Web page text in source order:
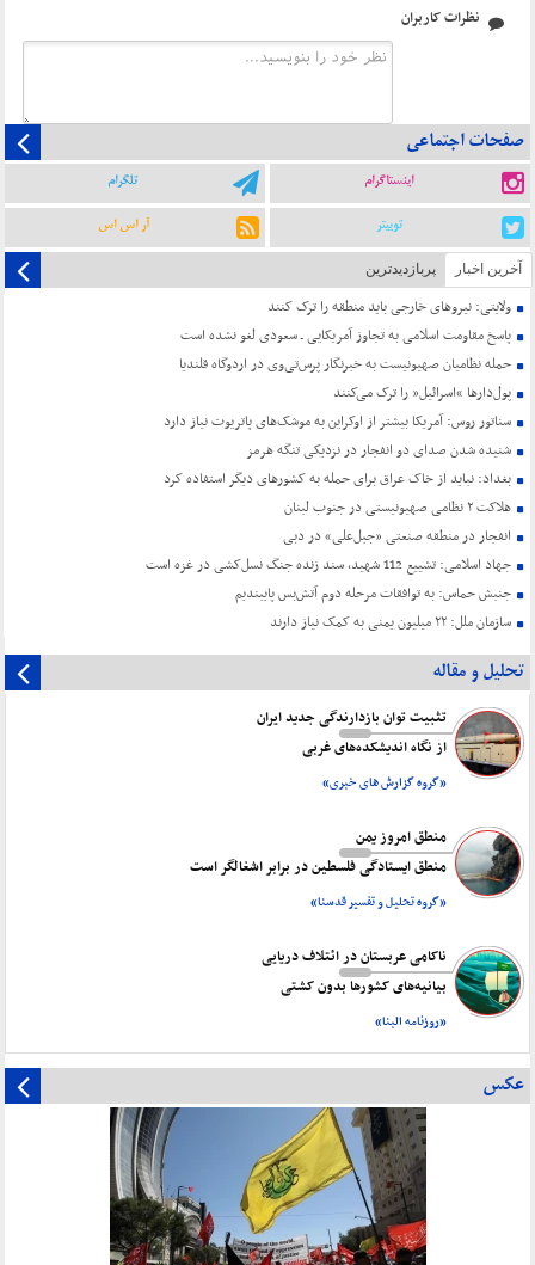
نظرات کاربران
صفحات اجتماعی
اینستاگرام تلگرام
توییتر آر اس اس
آخرین اخبار پربازدیدترین
ولایتی: نیروهای خارجی باید منطقه را ترک کنند
پاسخ مقاومت اسلامی به تجاوز آمریکایی ـ سعودی لغو نشده است
حمله نظامیان صهیونیست به خبرنگار پرس‌تی‌وی در اردوگاه قلندیا
پول‌دارها “اسرائیل” را ترک می‌کنند
سناتور روس: آمریکا بیشتر از اوکراین به موشک‌های پاتریوت نیاز دارد
شنیده شدن صدای دو انفجار در نزدیکی تنگه هرمز
بغداد: نباید از خاک عراق برای حمله به کشورهای دیگر استفاده کرد
هلاکت ۲ نظامی صهیونیستی در جنوب لبنان
انفجار در منطقه صنعتی «جبل‌علی» در دبی
جهاد اسلامی: تشییع 112 شهید، سند زنده جنگ نسل‌کشی در غزه است
جنبش حماس: به توافقات مرحله دوم آتش‌بس پایبندیم
سازمان ملل: ۲۲ میلیون یمنی به کمک نیاز دارند
تحلیل و مقاله
تثبیت توان بازدارندگی جدید ایران
از نگاه اندیشکده‌های غربی
«گروه گزارش های خبری»
منطق امروز یمن
منطق ایستادگی فلسطین در برابر اشغالگر است
«گروه تحلیل و تفسیر قدسنا»
ناکامی عربستان در ائتلاف دریایی
بیانیه‌های کشورها بدون کشتی
«روزنامه البنا»
عکس